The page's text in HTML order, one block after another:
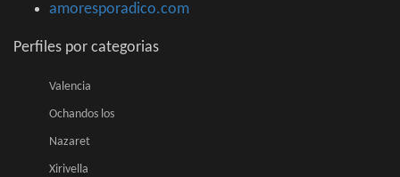
amoresporadico.com
Perfiles por categorias
Valencia
Ochandos los
Nazaret
Xirivella